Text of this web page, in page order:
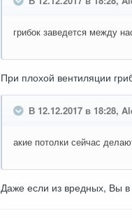
грибок заведется между
При плохой вентиляции
В 12.12.2017 в 18:28,
акие потолки сейчас
Даже если из вредных, Вы в